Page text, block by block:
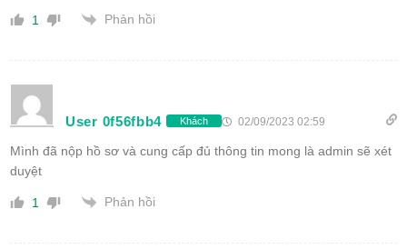
1 Phản hồi
User 0f56fbb4 Khách 02/09/2023 02:59
Mình đã nộp hồ sơ và cung cấp đủ thông tin mong là admin sẽ xét
duyệt
1 Phản hồi